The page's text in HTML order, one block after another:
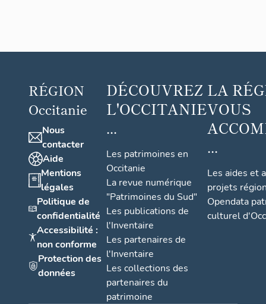
RÉGION
Occitanie
Nous
contacter
Aide
Mentions
légales
Politique de
confidentialité
Accessibilité :
non conforme
Protection des
données
DÉCOUVREZ
L'OCCITANIE
...
Les patrimoines en
Occitanie
La revue numérique
"Patrimoines du Sud"
Les publications de
l'Inventaire
Les partenaires de
l'Inventaire
Les collections des
partenaires du
patrimoine
LA
VOUS
...
Les aides et
projets
Opendata
culturel